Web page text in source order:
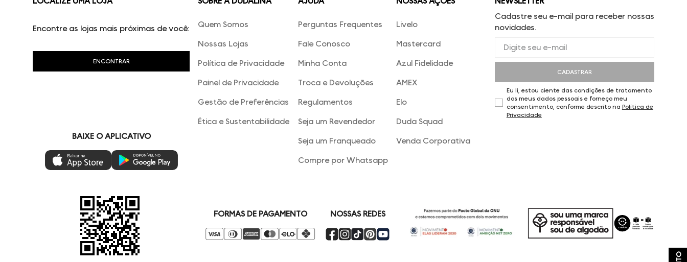
Encontre as lojas mais próximas de você:
BAIXE O APLICATIVO
Quem Somos
Nossas Lojas
Política de Privacidade
Painel de Privacidade
Gestão de Preferências
Ética e Sustentabilidade
Perguntas Frequentes
Fale Conosco
Minha Conta
Troca e Devoluções
Regulamentos
Seja um Revendedor
Seja um Franqueado
Compre por Whatsapp
Livelo
Mastercard
Azul Fidelidade
AMEX
Elo
Duda Squad
Venda Corporativa
Cadastre seu e-mail para receber nossas
novidades.
CADASTRAR
Eu li, estou ciente das condições de tratamento
dos meus dados pessoais e forneço meu
consentimento, conforme descrito na Política de
Privacidade
FORMAS DE PAGAMENTO NOSSAS REDES